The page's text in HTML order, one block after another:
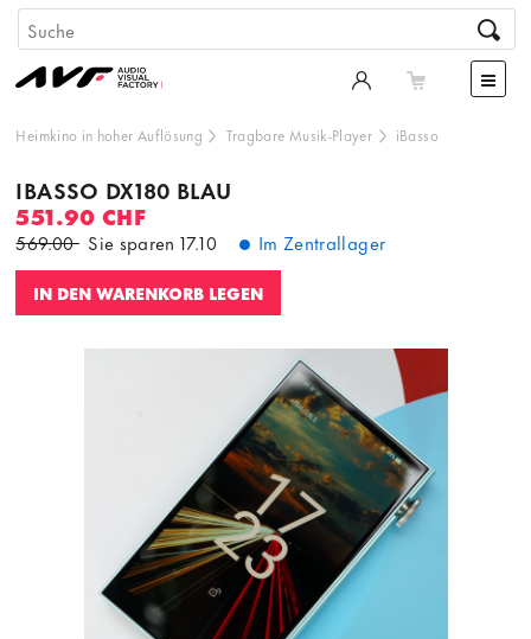
Heimkino in hoher Auflösung Tragbare Musik-Player iBasso
IBASSO DX180 BLAU
551.90 CHF
569.00 Sie sparen17.10 Im Zentrallager
IN DEN WARENKORB LEGEN